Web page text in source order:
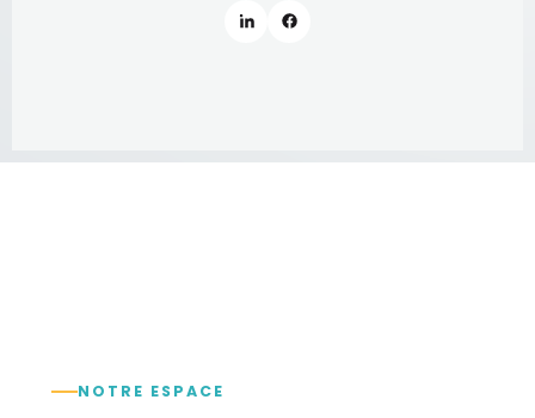
NOTRE ESPACE